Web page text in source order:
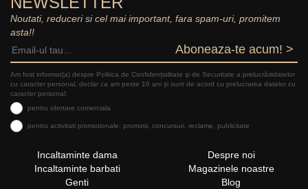
Noutati, reduceri si cel mai important, fara spam-uri, promitem
asta!!
Aboneaza-te acum! >
Am fost informat(a) despre Politica de Confidențialitate şi de Securitate a prelucrăriidatelor
cu caracter personal, declar ca am peste 16 ani și sunt de acord cu prelucrarea datelor cu
caracter personal:
pentru ofertare comerciala
pentru activitati promotionale: promotii, concursuri, reclame, publicitate
Incaltaminte dama
Incaltaminte barbati
Genti
Despre noi
Magazinele noastre
Blog